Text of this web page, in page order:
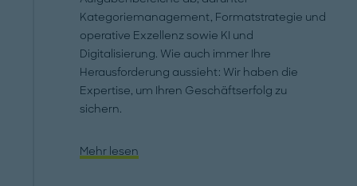
Kategoriemanagement, Formatstrategie und
operative Exzellenz sowie KI und
Digitalisierung. Wie auch immer Ihre
Herausforderung aussieht: Wir haben die
Expertise, um Ihren Geschäftserfolg zu
sichern.
Mehr lesen